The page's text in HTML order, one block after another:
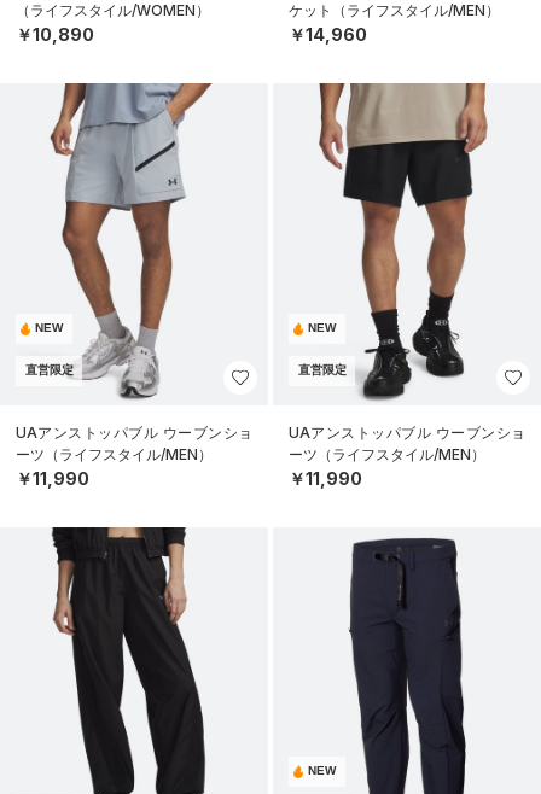
（ライフスタイル/WOMEN）
￥10,890
ケット（ライフスタイル/MEN）
￥14,960
NEW
直営限定
UAアンストッパブル ウーブンショ
ーツ（ライフスタイル/MEN）
￥11,990
NEW
直営限定
UAアンストッパブル ウーブンショ
ーツ（ライフスタイル/MEN）
￥11,990
NEW